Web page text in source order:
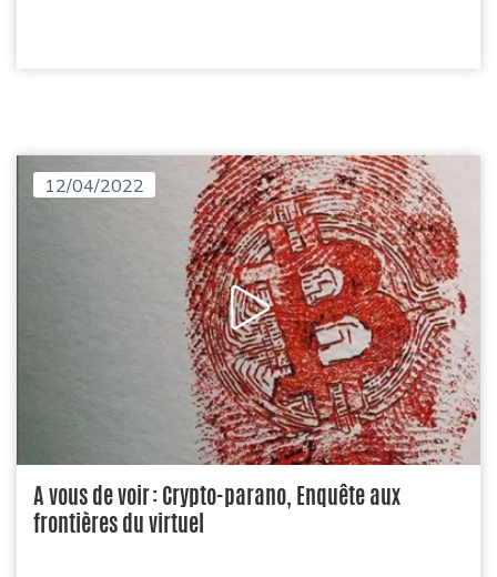
12/04/2022
A vous de voir : Crypto-parano, Enquête aux
frontières du virtuel